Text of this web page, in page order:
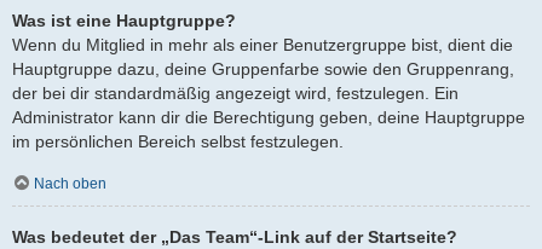
Was ist eine Hauptgruppe?
Wenn du Mitglied in mehr als einer Benutzergruppe bist, dient die
Hauptgruppe dazu, deine Gruppenfarbe sowie den Gruppenrang,
der bei dir standardmäßig angezeigt wird, festzulegen. Ein
Administrator kann dir die Berechtigung geben, deine Hauptgruppe
im persönlichen Bereich selbst festzulegen.
Nach oben
Was bedeutet der „Das Team“-Link auf der Startseite?